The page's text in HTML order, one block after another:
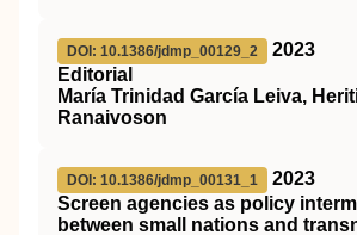
DOI: 10.1386/jdmp_00129_2
2023
Editorial
María Trinidad García Leiva,
Ranaivoson
DOI: 10.1386/jdmp_00131_1
2023
Screen agencies as policy
between small nations and